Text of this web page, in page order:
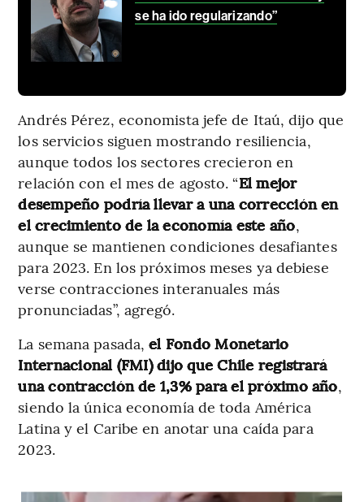
se ha ido regularizando”
Andrés Pérez, economista jefe de Itaú, dijo que
los servicios siguen mostrando resiliencia,
aunque todos los sectores crecieron en
relación con el mes de agosto. “El mejor
desempeño podría llevar a una corrección en
el crecimiento de la economía este año,
aunque se mantienen condiciones desafiantes
para 2023. En los próximos meses ya debiese
verse contracciones interanuales más
pronunciadas”, agregó.
La semana pasada,el Fondo Monetario
Internacional (FMI) dijo que Chile registrará
una contracción de 1,3% para el próximo año,
siendo la única economía de toda América
Latina y el Caribe en anotar una caída para
2023.